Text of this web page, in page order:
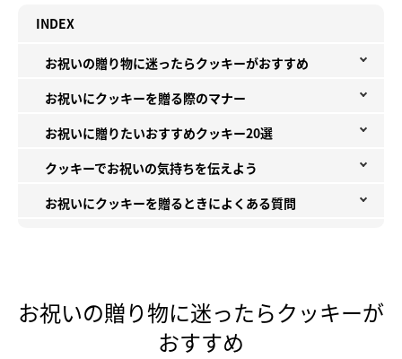
INDEX
お祝いの贈り物に迷ったらクッキーがおすすめ
お祝いにクッキーを贈る際のマナー
お祝いに贈りたいおすすめクッキー20選
クッキーでお祝いの気持ちを伝えよう
お祝いにクッキーを贈るときによくある質問
お祝いの贈り物に迷ったらクッキーが
おすすめ